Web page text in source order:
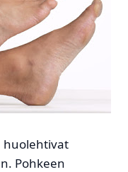
huolehtivat
Pohkeen